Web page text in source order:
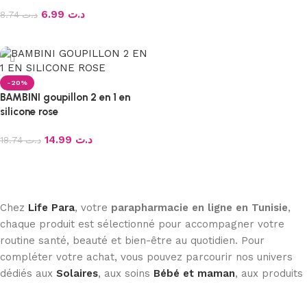
د.ت8.74 د.ت
-20%
BAMBINI goupillon 2 en 1 en
silicone rose
د.ت18.74 د.ت
Chez Life Para, votre parapharmacie en ligne en Tunisie,
chaque produit est sélectionné pour accompagner votre
routine santé, beauté et bien-être au quotidien. Pour
compléter votre achat, vous pouvez parcourir nos univers
dédiés aux Solaires, aux soins Bébé et maman, aux produits